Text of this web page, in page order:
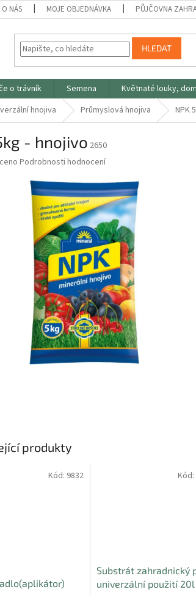
O NÁS MOJE OBJEDNÁVKA PŮJČOVNA
HLEDAT
o trávník Semena Květnaté louky,
hnojiva Průmyslová hnojiva NPK
- hnojivo 2650
Podrobnosti hodnocení
produkty
Kód: 9832
Substrát zahradnický
univerzální použití 20l
Kód: